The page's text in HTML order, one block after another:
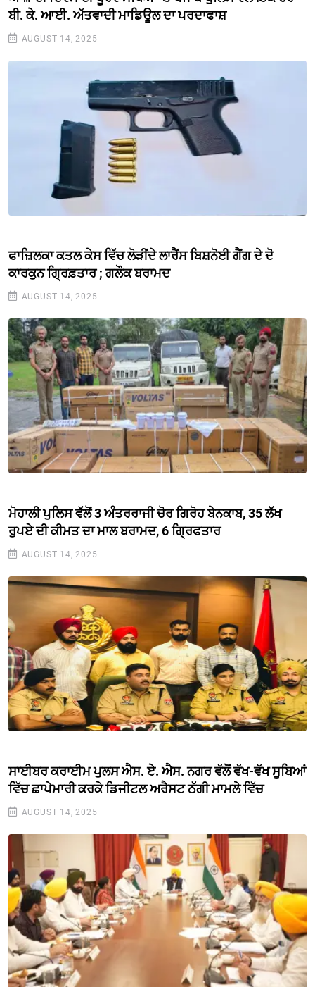
ਬੀ. ਕੇ. ਆਈ. ਅੱਤਵਾਦੀ ਮਾਡਿਊਲ ਦਾ ਪਰਦਾਫਾਸ਼
AUGUST 14, 2025
ਫਾਜ਼ਿਲਕਾ ਕਤਲ ਕੇਸ ਵਿੱਚ ਲੋੜੀਂਦੇ ਲਾਰੈਂਸ ਬਿਸ਼ਨੋਈ ਗੈਂਗ ਦੇ ਦੋ
ਕਾਰਕੁਨ ਗ੍ਰਿਫ਼ਤਾਰ ; ਗਲੌਕ ਬਰਾਮਦ
AUGUST 14, 2025
ਮੋਹਾਲੀ ਪੁਲਿਸ ਵੱਲੋਂ 3 ਅੰਤਰਰਾਜੀ ਚੋਰ ਗਿਰੋਹ ਬੇਨਕਾਬ, 35 ਲੱਖ
ਰੁਪਏ ਦੀ ਕੀਮਤ ਦਾ ਮਾਲ ਬਰਾਮਦ, 6 ਗ੍ਰਿਫਤਾਰ
AUGUST 14, 2025
ਸਾਈਬਰ ਕਰਾਈਮ ਪੁਲਸ ਐਸ. ਏ. ਐਸ. ਨਗਰ ਵੱਲੋਂ ਵੱਖ-ਵੱਖ ਸੂਬਿਆਂ
ਵਿੱਚ ਛਾਪੇਮਾਰੀ ਕਰਕੇ ਡਿਜੀਟਲ ਅਰੈਸਟ ਠੱਗੀ ਮਾਮਲੇ ਵਿੱਚ
AUGUST 14, 2025